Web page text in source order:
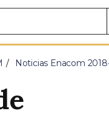
Noticias Enacom